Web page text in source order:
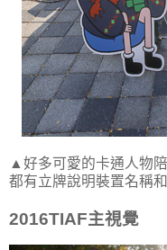
▲好多可愛的卡通人物
都有立牌說明裝置名稱
2016TIAF主視覺